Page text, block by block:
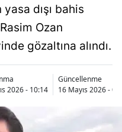
dışı bahis
Ozan
gözaltına alındı.
2026 - 10:14
Güncellenme
16 Mayıs 2026 -